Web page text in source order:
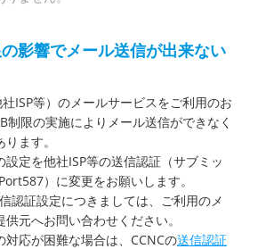
影響でメール送信が出来ない
ISP等）のメールサービスをご利用のお
制限の実施によりメール送信ができなく
ます。
設定を他社ISP等の送信認証（サブミッ
）に変更をお願いします。
認証設定につきましては、ご利用のメ
元へお問い合わせください。
対応が困難な場合は、CCNCの送信認証